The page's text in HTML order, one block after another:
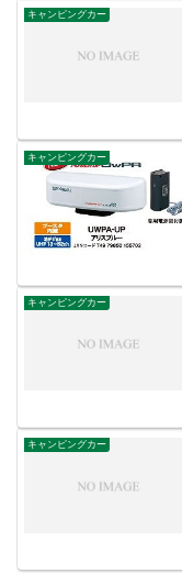
キャンピングカー
キャンピングカー
キャンピングカー
キャンピングカー